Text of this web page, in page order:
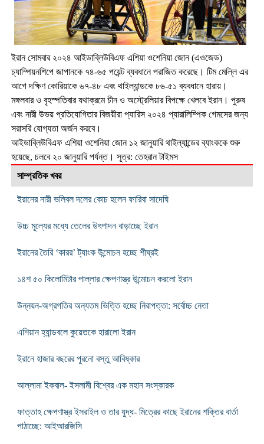
ইরান সোমবার ২০২৪ আইডাব্লিউবিএফ এশিয়া ওশেনিয়া জোন (এওজেড)
চ্যাম্পিয়নশিপে জাপানকে ৭৪-৬৫ পয়েন্ট ব্যবধানে পরাজিত করেছে। টিম মেল্লি এর
আগে দক্ষিণ কোরিয়াকে ৬৭-৪৮ এবং থাইল্যান্ডকে ৮৬-৫১ ব্যবধানে হারায়।
মঙ্গলবার ও বৃহস্পতিবার যথাক্রমে চীন ও অস্ট্রেলিয়ার বিপক্ষে খেলবে ইরান। পুরুষ
এবং নারী উভয় প্রতিযোগিতার বিজয়ীরা প্যারিস ২০২৪ প্যারালিম্পিক গেমসের জন্য
সরাসরি যোগ্যতা অর্জন করবে।
আইডাব্লিউবিএফ এশিয়া ওশেনিয়া জোন ১২ জানুয়ারি থাইল্যান্ডের ব্যাংককে শুরু
হয়েছে, চলবে ২০ জানুয়ারি পর্যন্ত। সূত্র: তেহরান টাইমস
সাম্প্রতিক খবর
ইরানের নারী ভলিবল দলের কোচ হলেন ফারিবা সাদেঘি
উচ্চ মূল্যের মধ্যে তেলের উৎপাদন বাড়াচ্ছে ইরান
ইরানের তৈরি ‘কারর’ ট্যাংক উন্মোচন হচ্ছে শীঘ্রই
১৪শ ৫০ কিলোমিটার পাল্লার ক্ষেপণাস্ত্র উন্মোচন করলো ইরান
উন্নয়ন-অগ্রগতির অন্যতম ভিত্তি হচ্ছে নিরাপত্তা: সর্বোচ্চ নেতা
এশিয়ান হ্যান্ডবলে কুয়েতকে হারালো ইরান
ইরানে হাজার বছরের পুরনো বস্তু আবিষ্কার
আল্লামা ইকবাল- ইসলামী বিশ্বের এক মহান সংস্কারক
ফাত্তাহ ক্ষেপণাস্ত্র ইসরাইল ও তার যুদ্ধ- মিত্রের কাছে ইরানের শক্তির বার্তা
পাঠাচ্ছে: আইআরজিসি